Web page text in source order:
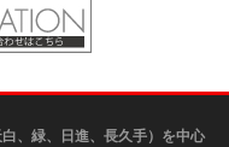
白、緑、日進、長久手）を中心